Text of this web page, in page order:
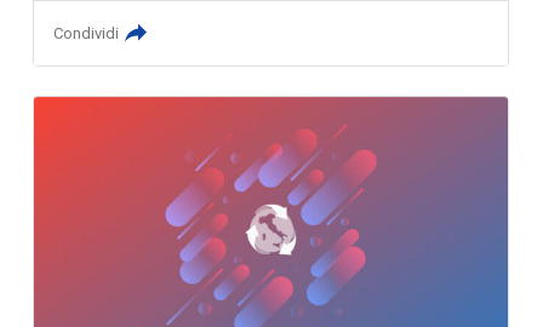
Condividi